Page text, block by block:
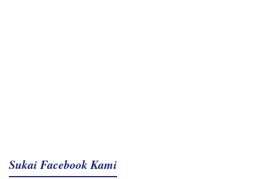
Sukai Facebook Kami